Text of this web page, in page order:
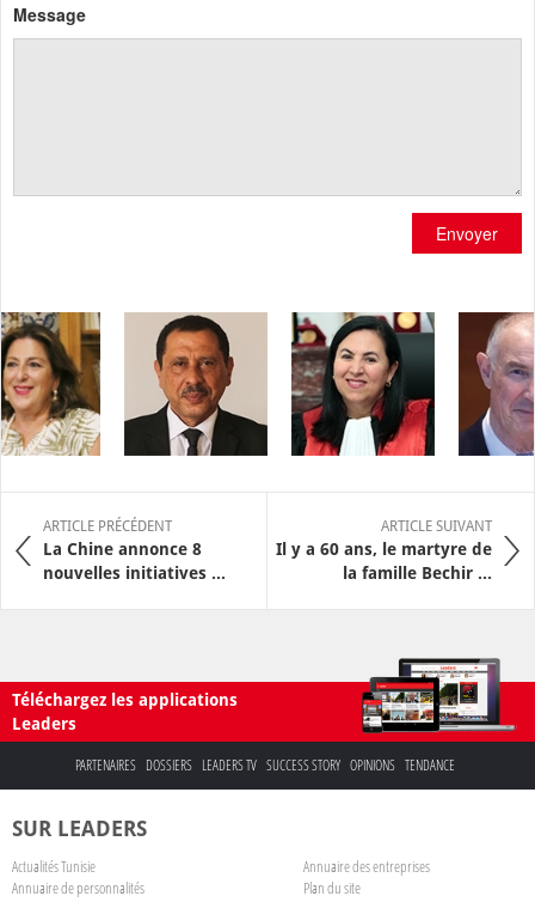
Message
Envoyer
ARTICLE PRÉCÉDENT
La Chine annonce 8
nouvelles initiatives ...
ARTICLE SUIVANT
Il y a 60 ans, le martyre de
la famille Bechir ...
Téléchargez les applications
Leaders
PARTENAIRES DOSSIERS LEADERS TV SUCCESS STORY OPINIONS TENDANCE
SUR LEADERS
Actualités Tunisie
Annuaire des entreprises
Annuaire de personnalités
Plan du site